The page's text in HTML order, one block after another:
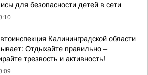
для безопасности детей в сети
Калининградской области
Отдыхайте правильно –
трезвость и активность!